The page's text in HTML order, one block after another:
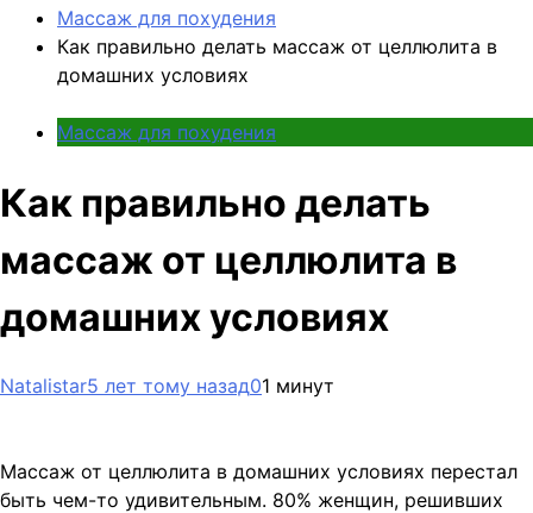
Массаж для похудения
Как правильно делать массаж от целлюлита в
домашних условиях
Массаж для похудения
Как правильно делать
массаж от целлюлита в
домашних условиях
Natalistar5 лет тому назад01 минут
Массаж от целлюлита в домашних условиях перестал
быть чем-то удивительным. 80% женщин, решивших